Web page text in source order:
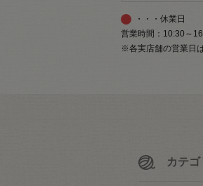
・・・休業日
営業時間：10:30～
※各実店舗の営業日
カテゴ